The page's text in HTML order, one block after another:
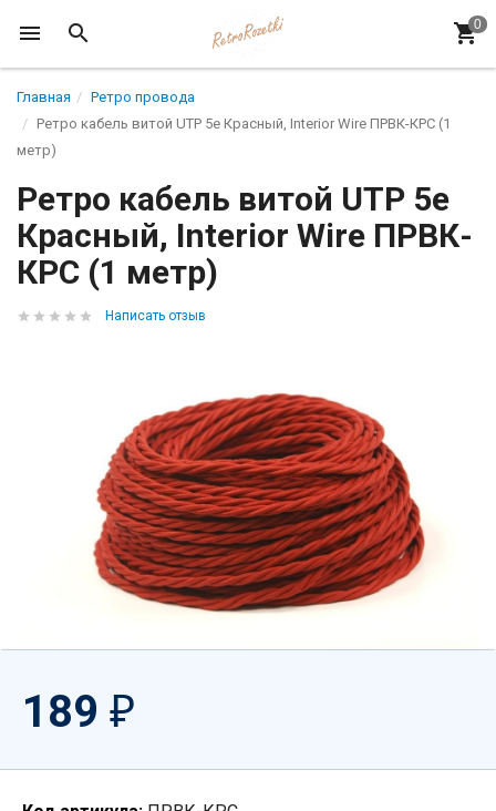
Главная
Ретро провода
Ретро кабель витой UTP 5e Красный, Interior Wire ПРВК-КРС (1
метр)
Ретро кабель витой UTP 5e
Красный, Interior Wire ПРВК-
КРС (1 метр)
Написать отзыв
189 ₽